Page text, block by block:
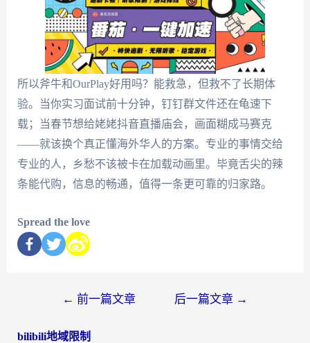
所以斧牛和OurPlay好用吗？能救急，但救不了长期体
验。当你实习面试前十分钟，钉钉群文件还在龟速下
载；当春节想给姥姥抖音直播庙会，画面糊成马赛克
——就该换个真正懂海外华人的方案。专业的事情交给
专业的人，乡愁不该被卡在加载动画里。毕竟舌尖的辣
条能代购，信息的畅通，值得一条更可靠的归家路。
Spread the love
← 前一篇文章 后一篇文章 →
bilibili地域限制